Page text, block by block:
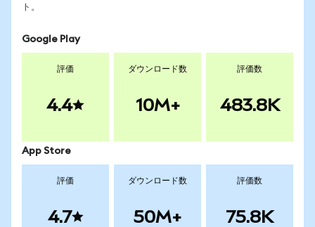
ト。
Google Play
評価
4.4
ダウンロード数
10M+
評価数
483.8K
App Store
評価
4.7
ダウンロード数
50M+
評価数
75.8K